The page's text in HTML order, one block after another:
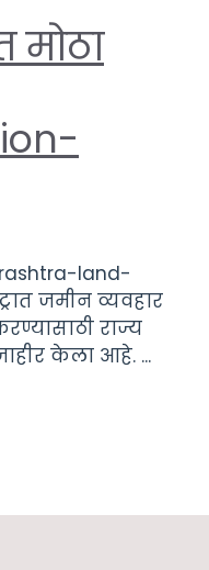
मोठा
land-
जमीन व्यवहार
राज्य
केला आहे. ...